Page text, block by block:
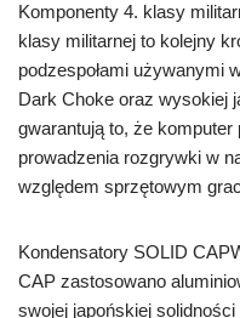
Komponenty 4. klasy
klasy militarnej to kolejny
podzespołami używanymi
Dark Choke oraz wysokiej
gwarantują to, że
prowadzenia rozgrywki w
względem sprzętowym
Kondensatory SOLID
CAP zastosowano
swojej japońskiej